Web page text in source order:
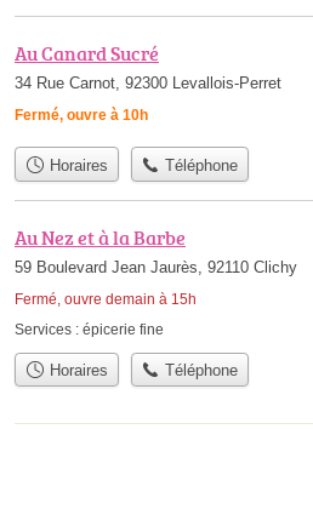
Au Canard Sucré
34 Rue Carnot, 92300 Levallois-Perret
Fermé, ouvre à 10h
Horaires Téléphone
Au Nez et à la Barbe
59 Boulevard Jean Jaurès, 92110 Clichy
Fermé, ouvre demain à 15h
Services : épicerie fine
Horaires Téléphone